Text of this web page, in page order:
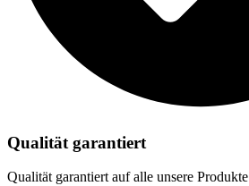
Qualität garantiert
Qualität garantiert auf alle unsere Produkte